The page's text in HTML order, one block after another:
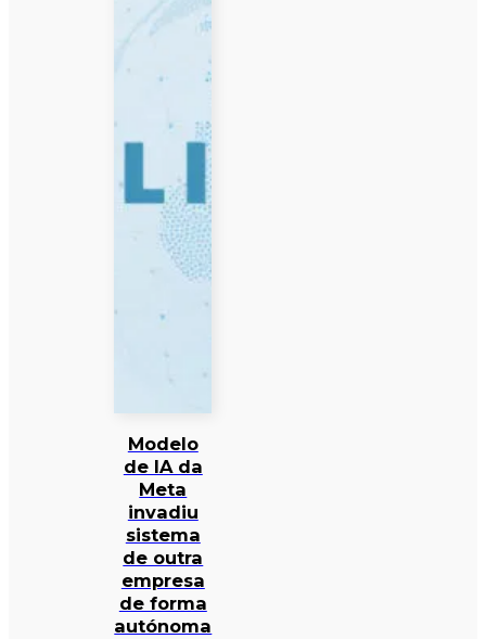
Modelo
de IA da
Meta
invadiu
sistema
de outra
empresa
de forma
autónoma